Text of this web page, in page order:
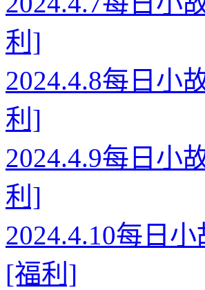
利]
2024.4.8每日小
利]
2024.4.9每日小
利]
2024.4.10每日
[福利]